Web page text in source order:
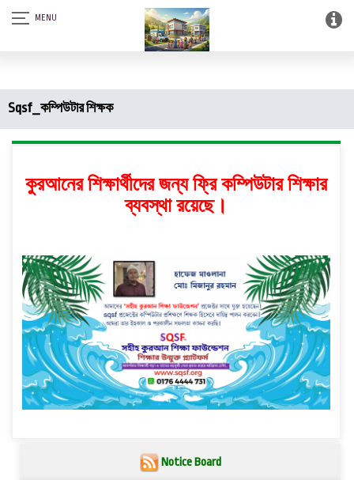
আস-সালামু আলাইকুম। SQSF-কাউন্সেলিং সেন্টার এন্ড স্মার্ট লাইব্রেরী (আত্নশুদ্ধির
সফটওয়্যার)।
Sqsf_কম্পিউটার শিক্ষক
কুরআনের শিক্ষার্থীদের জন্য ফ্রি কম্পিউটার শিক্ষার
ব্যবস্থা রয়েছে।
Notice Board